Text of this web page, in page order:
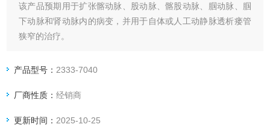
该产品预期用于扩张髂动脉、股动脉、髂股动脉、腘动脉、腘
下动脉和肾动脉内的病变，并用于自体或人工动静脉透析瘘管
狭窄的治疗。
产品型号： 2333-7040
厂商性质：经销商
更新时间： 2025-10-25